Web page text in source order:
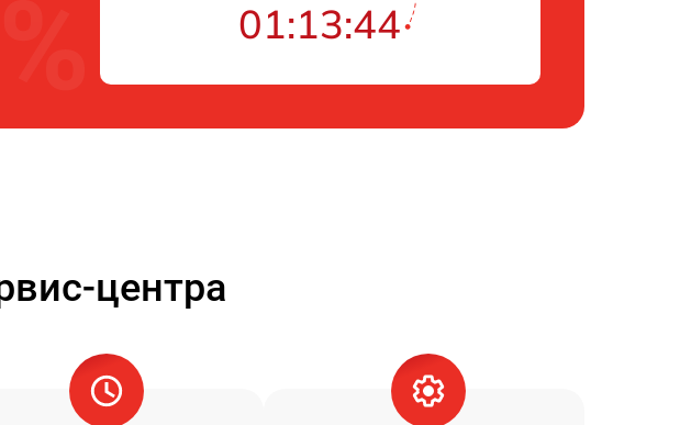
01:13:43
центра